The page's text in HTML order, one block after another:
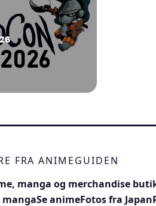
FRA ANIMEGUIDEN
manga og merchandise
Se animeFotos fra Japan